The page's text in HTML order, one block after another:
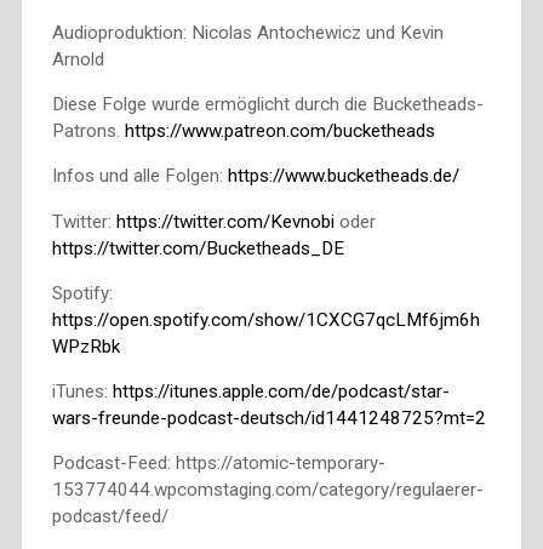
Audioproduktion: Nicolas Antochewicz und Kevin
Arnold
Diese Folge wurde ermöglicht durch die Bucketheads-
Patrons. https://www.patreon.com/bucketheads
Infos und alle Folgen: https://www.bucketheads.de/
Twitter: https://twitter.com/Kevnobioder
https://twitter.com/Bucketheads_DE
Spotify:
https://open.spotify.com/show/1CXCG7qcLMf6jm6h
WPzRbk
iTunes: https://itunes.apple.com/de/podcast/star-
wars-freunde-podcast-deutsch/id1441248725?mt=2
Podcast-Feed: https://atomic-temporary-
153774044.wpcomstaging.com/category/regulaerer-
podcast/feed/